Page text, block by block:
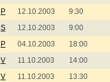
P 12.10.2003 9:30
S 12.10.2003 9:00
P 04.10.2003 18:00
V 11.10.2003 14:00
V 11.10.2003 13:30